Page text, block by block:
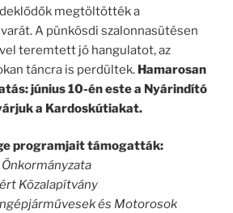
megtöltötték a
A pünkösdi szalonnasütésen
teremtett jó hangulatot, az
táncra is perdültek. Hamarosan
június 10-én este a Nyárindító
a Kardoskútiakat.
programjait támogatták:
Közalapítvány
és Motorosok